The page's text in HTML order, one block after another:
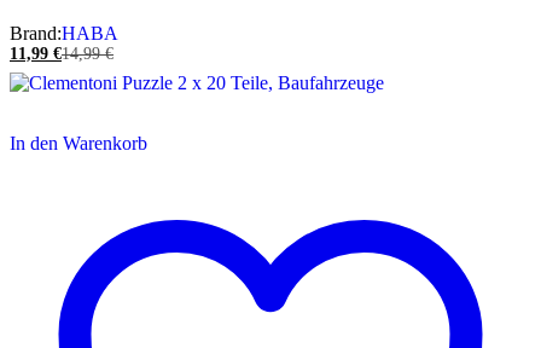
Brand:HABA
11,99 €14,99€
In den Warenkorb